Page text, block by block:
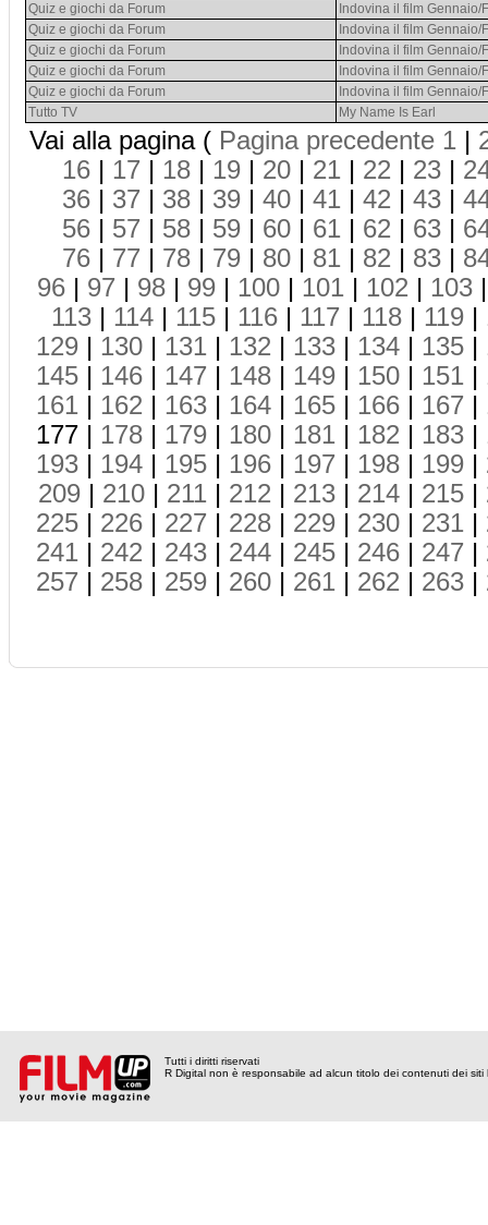
Quiz e giochi da Forum
Indovina il film Gennaio/
Quiz e giochi da Forum
Indovina il film Gennaio/
Quiz e giochi da Forum
Indovina il film Gennaio/
Quiz e giochi da Forum
Indovina il film Gennaio/
Quiz e giochi da Forum
Indovina il film Gennaio/
Tutto TV
My Name Is Earl
Vai alla pagina ( Pagina precedente 1 |
16 | 17 | 18 | 19 | 20 | 21 | 22 | 23 |
36 | 37 | 38 | 39 | 40 | 41 | 42 | 43 |
56 | 57 | 58 | 59 | 60 | 61 | 62 | 63 |
76 | 77 | 78 | 79 | 80 | 81 | 82 | 83 |
96 | 97 | 98 | 99 | 100 | 101 | 102 | 103
113 | 114 | 115 | 116 | 117 | 118 | 119 |
129 | 130 | 131 | 132 | 133 | 134 | 135 |
145 | 146 | 147 | 148 | 149 | 150 | 151 |
161 | 162 | 163 | 164 | 165 | 166 | 167 |
177 | 178 | 179 | 180 | 181 | 182 | 183 |
193 | 194 | 195 | 196 | 197 | 198 | 199 |
209 | 210 | 211 | 212 | 213 | 214 | 215 |
225 | 226 | 227 | 228 | 229 | 230 | 231 |
241 | 242 | 243 | 244 | 245 | 246 | 247 |
257 | 258 | 259 | 260 | 261 | 262 | 263 |
Tutti i diritti riservati
R Digital non è responsabile ad alcun titolo dei contenuti dei siti